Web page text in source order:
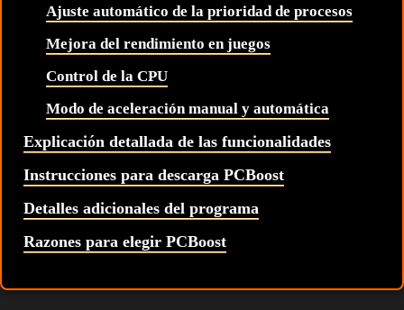
Ajuste automático de la prioridad de procesos
Mejora del rendimiento en juegos
Control de la CPU
Modo de aceleración manual y automática
Explicación detallada de las funcionalidades
Instrucciones para descarga PCBoost
Detalles adicionales del programa
Razones para elegir PCBoost